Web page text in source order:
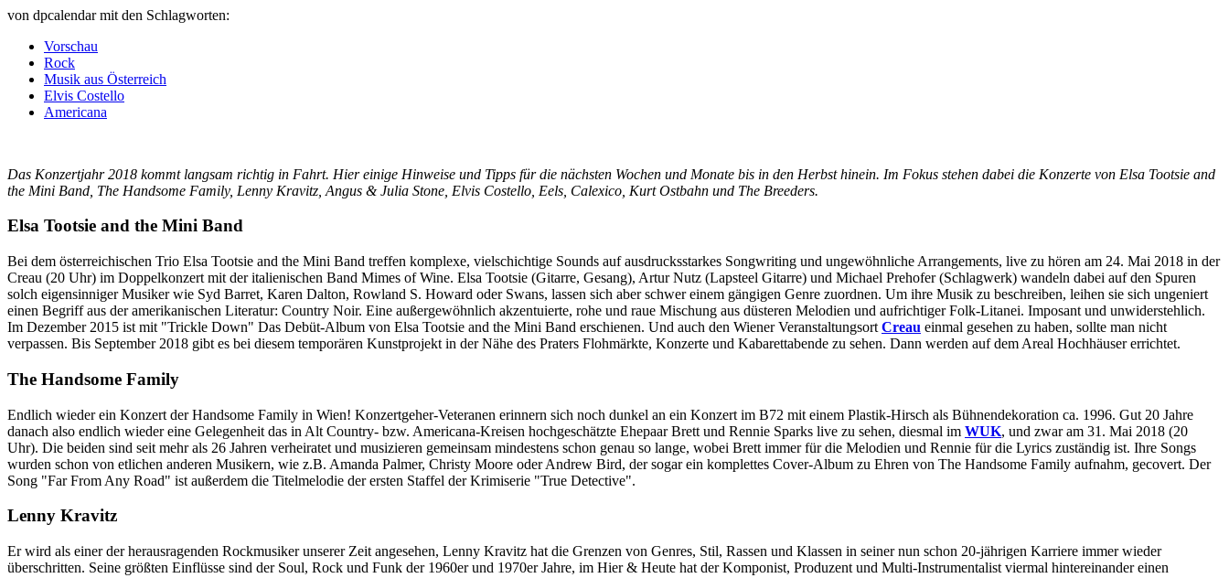
von dpcalendar mit den Schlagworten:
Vorschau
Rock
Musik aus Österreich
Elvis Costello
Americana
Das Konzertjahr 2018 kommt langsam richtig in Fahrt. Hier einige Hinweise und Tipps für die nächsten Wochen und Monate bis in den Herbst hinein. Im Fokus stehen dabei die Konzerte von Elsa Tootsie and
the Mini Band, The Handsome Family, Lenny Kravitz, Angus & Julia Stone, Elvis Costello, Eels, Calexico, Kurt Ostbahn und The Breeders.
Elsa Tootsie and the Mini Band
Bei dem österreichischen Trio Elsa Tootsie and the Mini Band treffen komplexe, vielschichtige Sounds auf ausdrucksstarkes Songwriting und ungewöhnliche Arrangements, live zu hören am 24. Mai 2018 in der
Creau (20 Uhr) im Doppelkonzert mit der italienischen Band Mimes of Wine. Elsa Tootsie (Gitarre, Gesang), Artur Nutz (Lapsteel Gitarre) und Michael Prehofer (Schlagwerk) wandeln dabei auf den Spuren
solch eigensinniger Musiker wie Syd Barret, Karen Dalton, Rowland S. Howard oder Swans, lassen sich aber schwer einem gängigen Genre zuordnen. Um ihre Musik zu beschreiben, leihen sie sich ungeniert
einen Begriff aus der amerikanischen Literatur: Country Noir. Eine außergewöhnlich akzentuierte, rohe und raue Mischung aus düsteren Melodien und aufrichtiger Folk-Litanei. Imposant und unwiderstehlich.
Im Dezember 2015 ist mit "Trickle Down" Das Debüt-Album von Elsa Tootsie and the Mini Band erschienen. Und auch den Wiener Veranstaltungsort Creau einmal gesehen zu haben, sollte man nicht
verpassen. Bis September 2018 gibt es bei diesem temporären Kunstprojekt in der Nähe des Praters Flohmärkte, Konzerte und Kabarettabende zu sehen. Dann werden auf dem Areal Hochhäuser errichtet.
The Handsome Family
Endlich wieder ein Konzert der Handsome Family in Wien! Konzertgeher-Veteranen erinnern sich noch dunkel an ein Konzert im B72 mit einem Plastik-Hirsch als Bühnendekoration ca. 1996. Gut 20 Jahre
danach also endlich wieder eine Gelegenheit das in Alt Country- bzw. Americana-Kreisen hochgeschätzte Ehepaar Brett und Rennie Sparks live zu sehen, diesmal im WUK, und zwar am 31. Mai 2018 (20
Uhr). Die beiden sind seit mehr als 26 Jahren verheiratet und musizieren gemeinsam mindestens schon genau so lange, wobei Brett immer für die Melodien und Rennie für die Lyrics zuständig ist. Ihre Songs
wurden schon von etlichen anderen Musikern, wie z.B. Amanda Palmer, Christy Moore oder Andrew Bird, der sogar ein komplettes Cover-Album zu Ehren von The Handsome Family aufnahm, gecovert. Der
Song "Far From Any Road" ist außerdem die Titelmelodie der ersten Staffel der Krimiserie "True Detective".
Lenny Kravitz
Er wird als einer der herausragenden Rockmusiker unserer Zeit angesehen, Lenny Kravitz hat die Grenzen von Genres, Stil, Rassen und Klassen in seiner nun schon 20-jährigen Karriere immer wieder
überschritten. Seine größten Einflüsse sind der Soul, Rock und Funk der 1960er und 1970er Jahre, im Hier & Heute hat der Komponist, Produzent und Multi-Instrumentalist viermal hintereinander einen